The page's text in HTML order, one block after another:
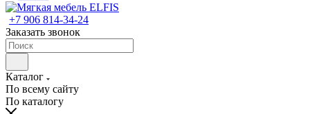
+7 906 814-34-24
Заказать звонок
Каталог
По всему сайту
По каталогу